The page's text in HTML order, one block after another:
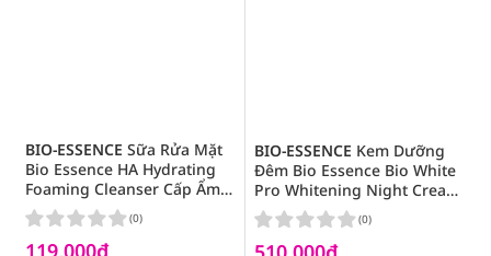
BIO-ESSENCE Sữa Rửa Mặt
Bio Essence HA Hydrating
Foaming Cleanser Cấp Ẩm
Cho Da Khô 100g
119,000₫
(0)
BIO-ESSENCE Kem Dưỡng
Đêm Bio Essence Bio White
Pro Whitening Night Cream
50g
(0)